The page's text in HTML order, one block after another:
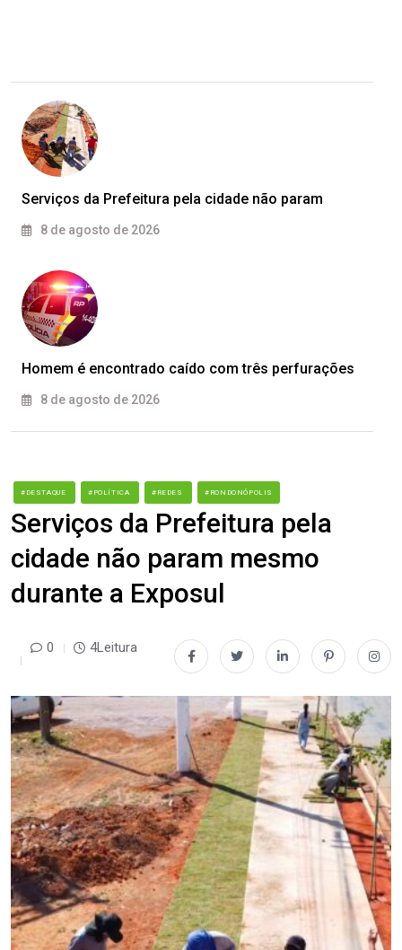
Serviços da Prefeitura pela cidade não param
8 de agosto de 2026
Homem é encontrado caído com três perfurações
8 de agosto de 2026
#DESTAQUE #POLÍTICA #REDES #RONDONÓPOLIS
Serviços da Prefeitura pela
cidade não param mesmo
durante a Exposul
0 4Leitura